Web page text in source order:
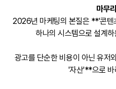
마무
2026년 마케팅의 본질은 **'콘
하나의 시스템으로 설계
광고를 단순한 비용이 아닌 유저
'자산'**으로 바